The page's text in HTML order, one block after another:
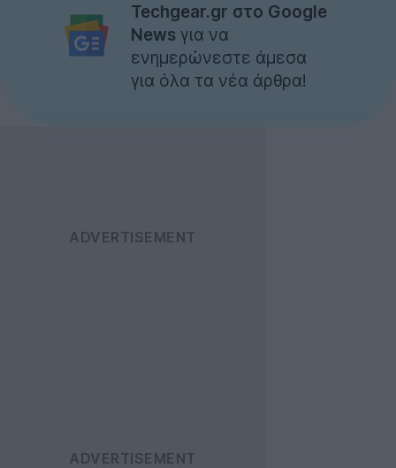
Techgear.gr στο Google
News για να
ενημερώνεστε άμεσα
για όλα τα νέα άρθρα!